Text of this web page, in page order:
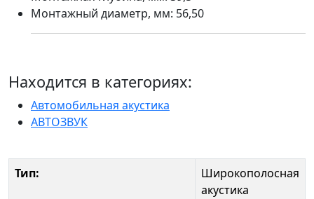
Монтажный диаметр, мм: 56,50
Находится в категориях:
Автомобильная акустика
АВТОЗВУК
Тип:
Широкополосная
акустика